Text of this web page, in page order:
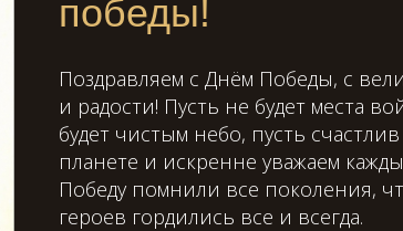
победы!
Поздравляем с Днём Победы, с
и радости! Пусть не будет места
будет чистым небо, пусть
планете и искренне уважаем
Победу помнили все поколения,
героев гордились все и всегда.